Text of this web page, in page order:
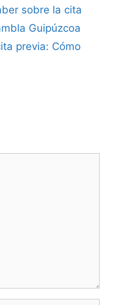
sobre la cita
Guipúzcoa
previa: Cómo